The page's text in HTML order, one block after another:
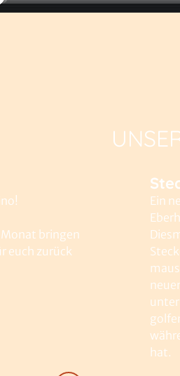
Monat bringen
euch zurück
Ein
hat.